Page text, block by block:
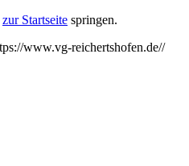
zur Startseite springen.
www.vg-reichertshofen.de//